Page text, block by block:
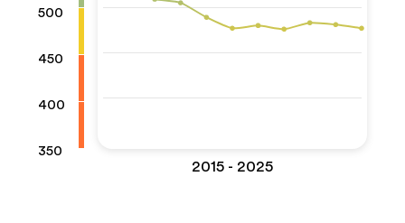
500
450
400
350
2015 - 2025